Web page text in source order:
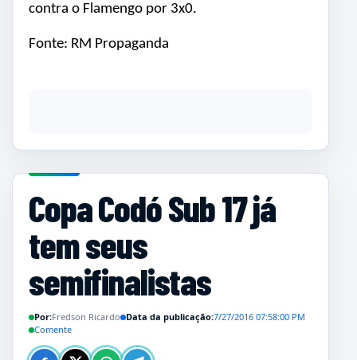
contra o Flamengo por 3x0.
Fonte: RM Propaganda
Copa Codó Sub 17 já
tem seus
semifinalistas
Por:Fredson Ricardo Data da publicação:7/27/2016 07:58:00 PM
Comente